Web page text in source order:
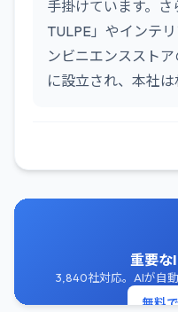
手掛けています。
TULPE」やインテ
ンビニエンススト
に設立され、本社は
重要な
3,840社対応。AIが自
無料